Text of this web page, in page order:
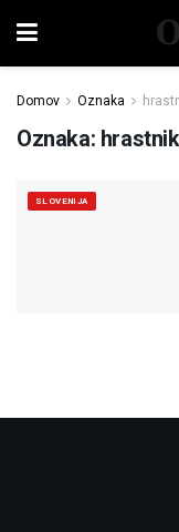
Domov Oznaka
Oznaka: hrastnik
SLOVENIJA